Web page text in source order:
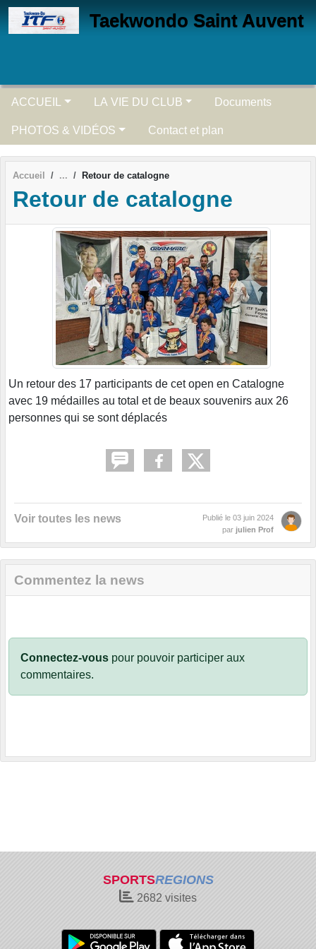
Taekwondo Saint Auvent
ACCUEIL LA VIE DU CLUB Documents
PHOTOS & VIDÉOS Contact et plan
Accueil Retour de catalogne
Retour de catalogne
Un retour des 17 participants de cet open en Catalogne
avec 19 médailles au total et de beaux souvenirs aux 26
personnes qui se sont déplacés
Voir toutes les news Publié le 03 juin 2024
par julien Prof
Commentez la news
Connectez-vous pour pouvoir participer aux
commentaires.
SPORTSREGIONS
2682 visites
Panneau de gestion des cookies